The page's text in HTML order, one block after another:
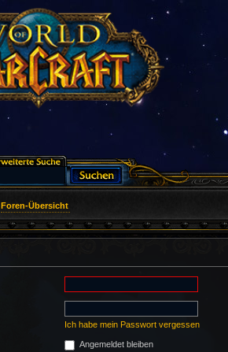
Foren-Übersicht
Ich habe mein Passwort vergessen
Angemeldet bleiben